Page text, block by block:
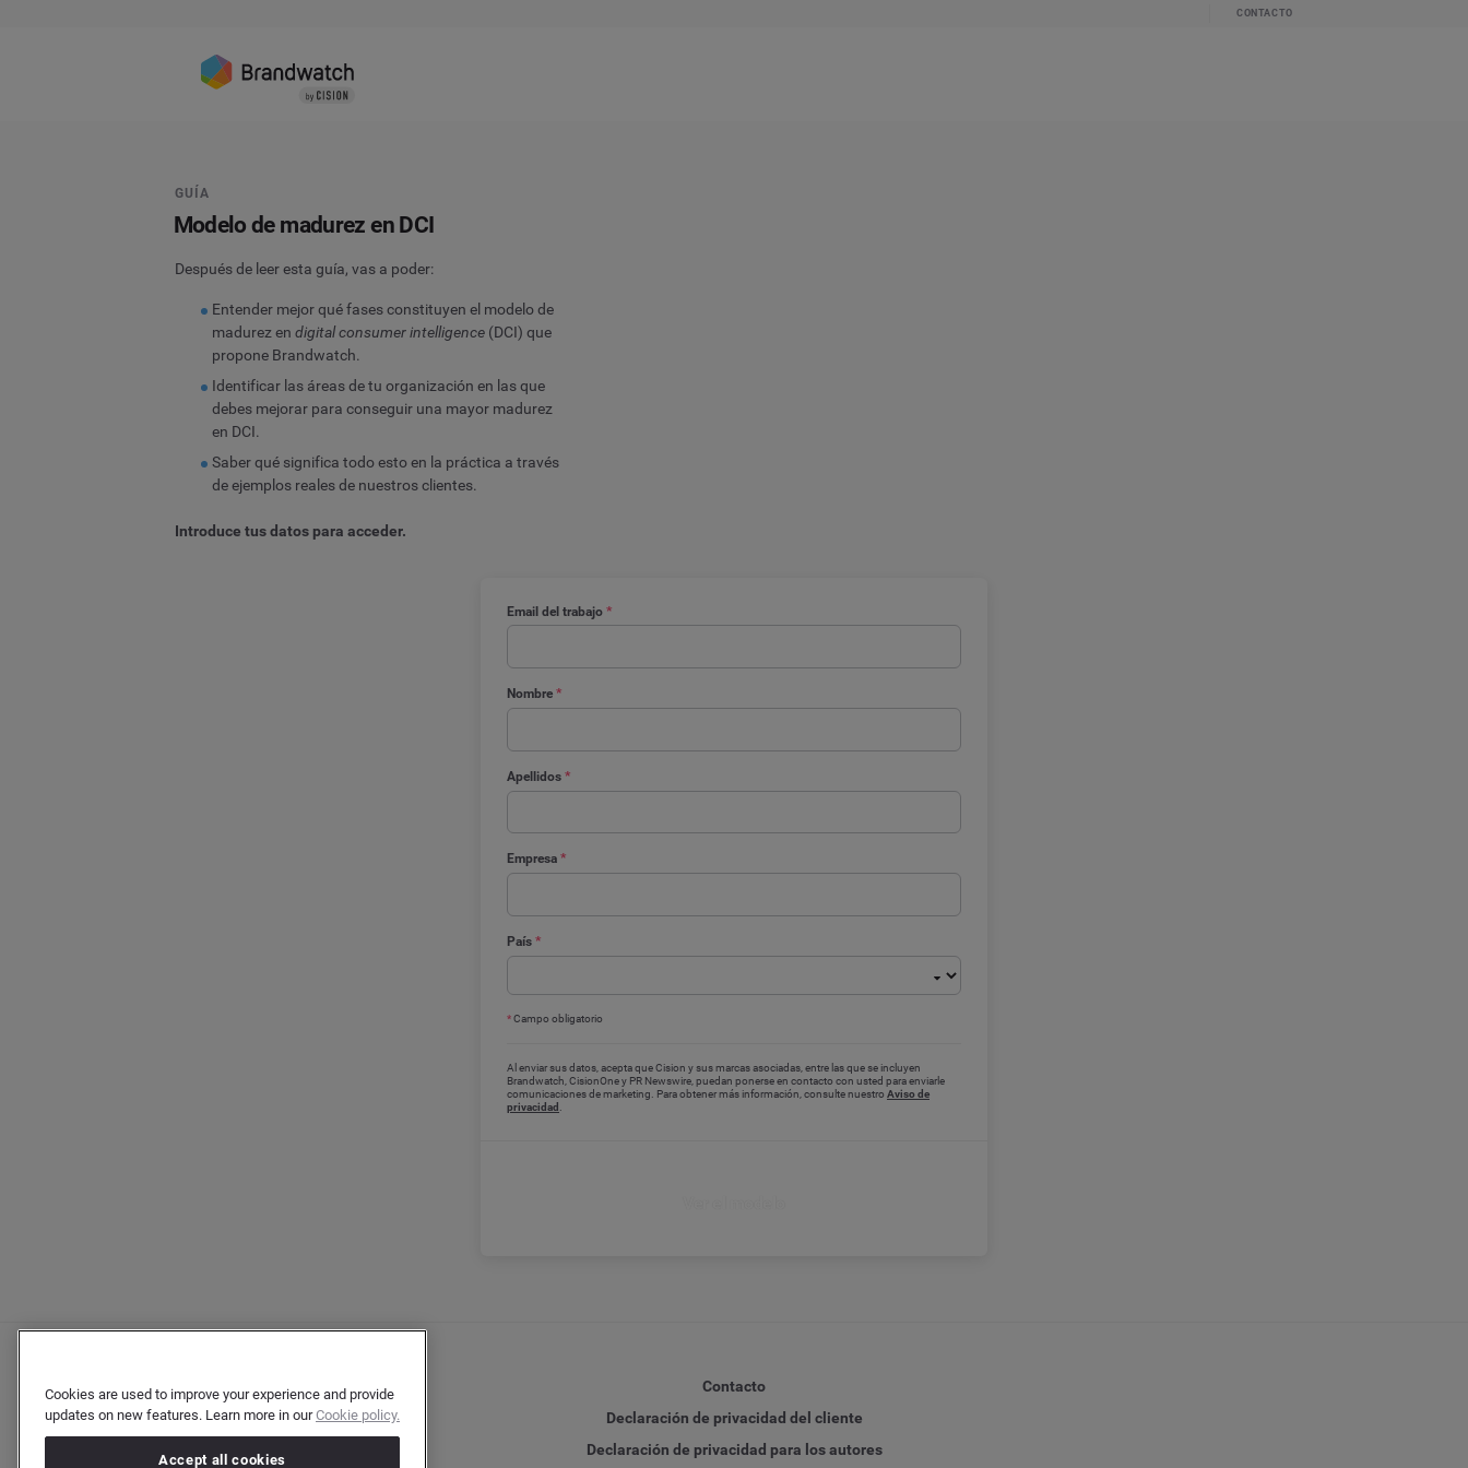
CONTACTO
Email del trabajo *
Nombre *
Apellidos *
Empresa *
País *
*Campo obligatorio
Al enviar sus datos, acepta que Cision y sus marcas asociadas, entre las que se incluyen
Brandwatch, CisionOne y PR Newswire, puedan ponerse en contacto con usted para enviarle
comunicaciones de marketing. Para obtener más información, consulte nuestro Aviso de
privacidad .
GUÍA
Modelo de madurez en DCI
Después de leer esta guía, vas a poder:
Entender mejor qué fases constituyen el modelo de
madurez en digital consumer intelligence (DCI) que
propone Brandwatch.
Identificar las áreas de tu organización en las que
debes mejorar para conseguir una mayor madurez
en DCI.
Saber qué significa todo esto en la práctica a través
de ejemplos reales de nuestros clientes.
Introduce tus datos para acceder.
Contacto
Declaración de privacidad del cliente
Declaración de privacidad para los autores
Cookies are used to improve your experience and provide
updates on new features. Learn more in ourCookie policy.
Accept all cookies